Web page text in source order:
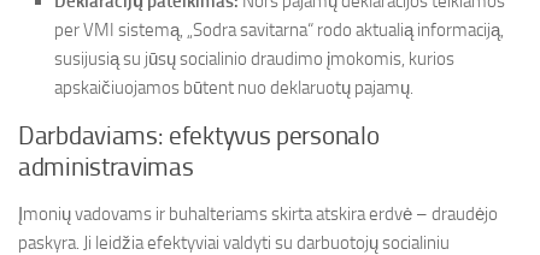
per VMI sistemą, „Sodra savitarna“ rodo aktualią informaciją,
susijusią su jūsų socialinio draudimo įmokomis, kurios
apskaičiuojamos būtent nuo deklaruotų pajamų.
Darbdaviams: efektyvus personalo
administravimas
Įmonių vadovams ir buhalteriams skirta atskira erdvė – draudėjo
paskyra. Ji leidžia efektyviai valdyti su darbuotojų socialiniu